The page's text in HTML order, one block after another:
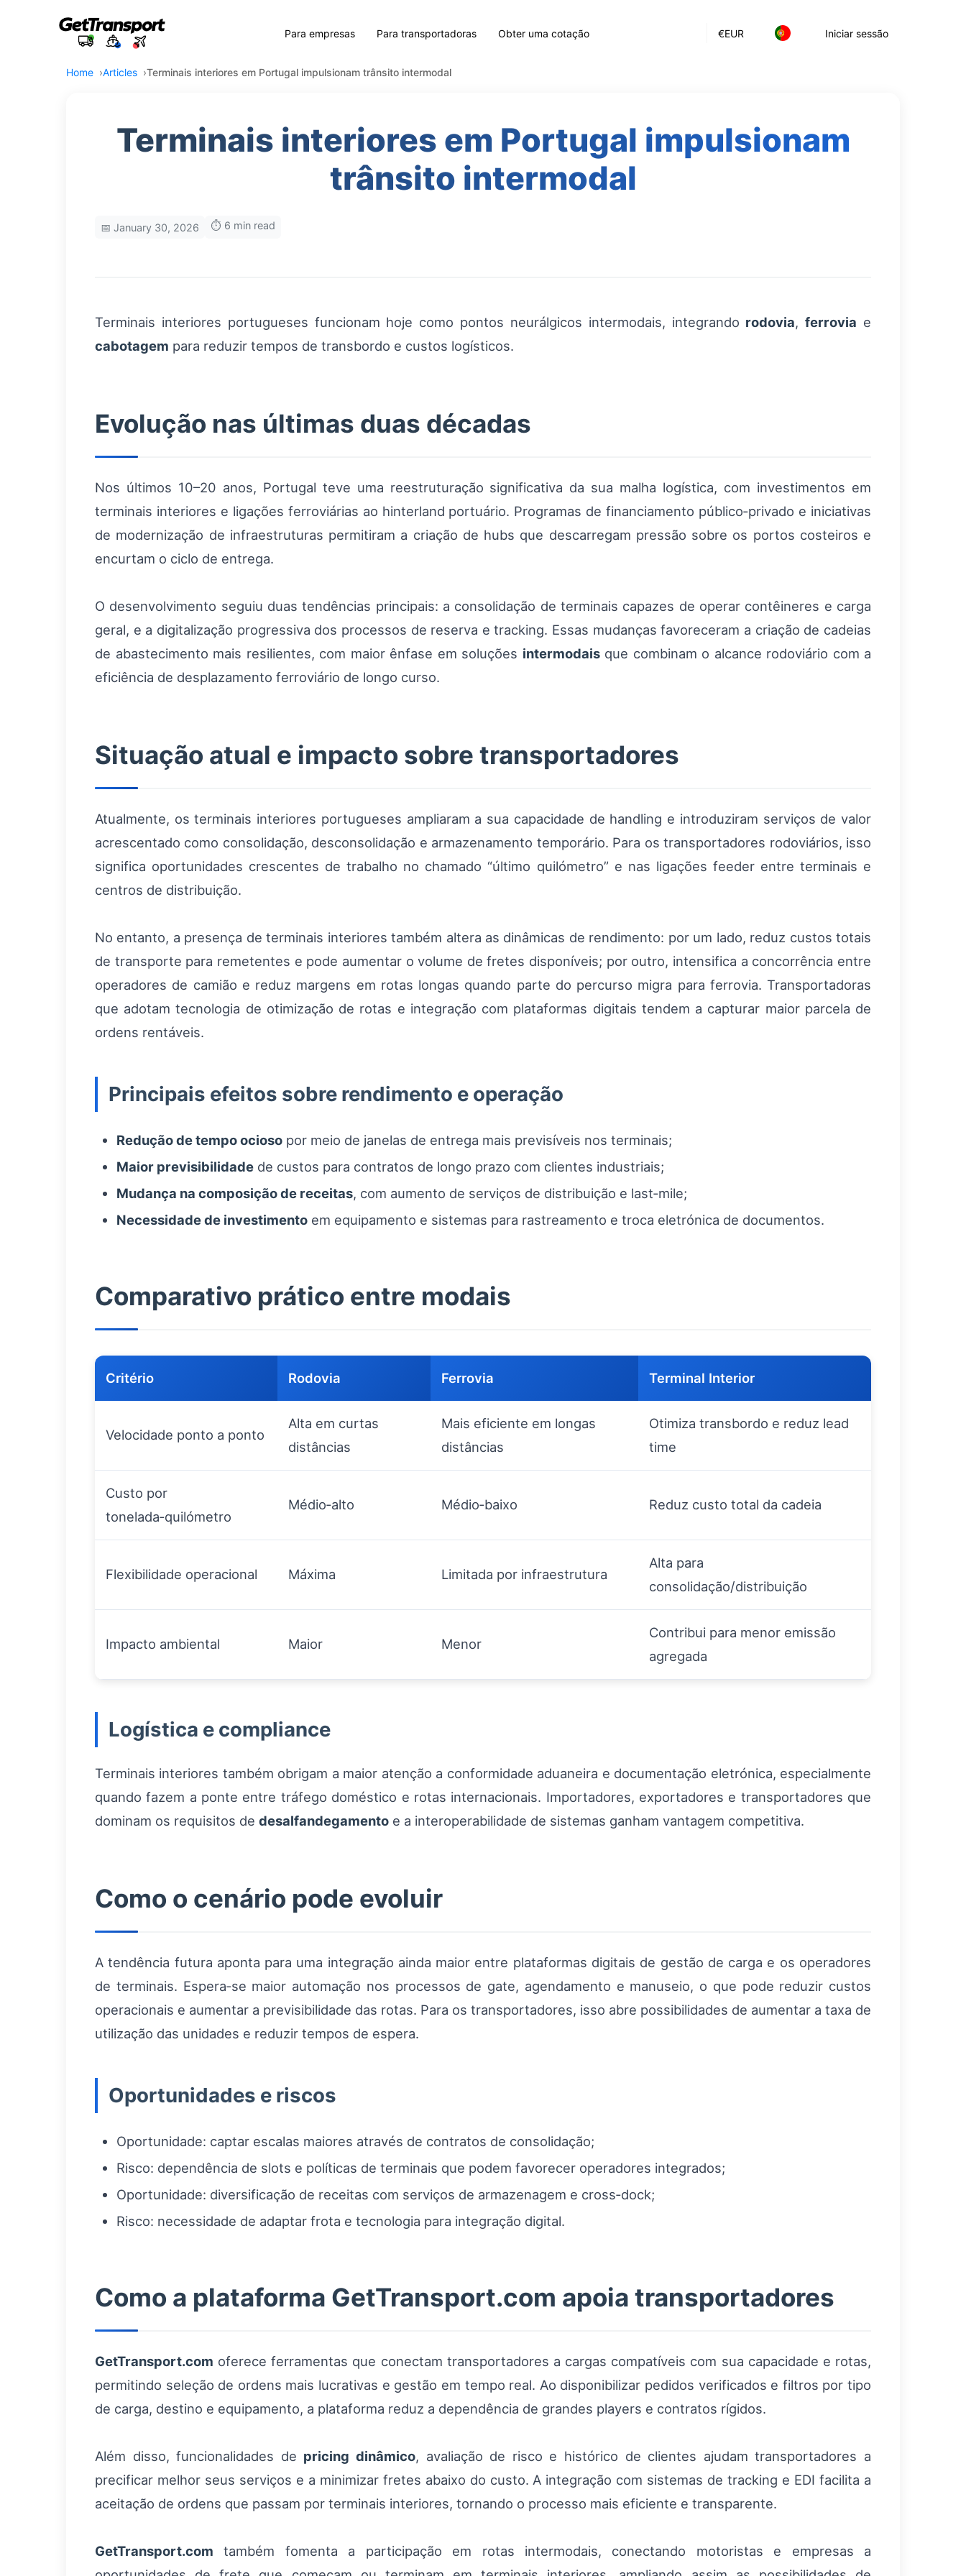
€EUR Iniciar sessão
Para empresas Para transportadoras Obter uma cotação
Home Articles Terminais interiores em Portugal impulsionam trânsito intermodal
Terminais interiores em Portugal impulsionam
trânsito intermodal
📅 January 30, 2026 ⏱️ 6 min read
Terminais interiores portugueses funcionam hoje como pontos neurálgicos intermodais, integrando rodovia,ferrovia e
cabotagem para reduzir tempos de transbordo e custos logísticos.
Evolução nas últimas duas décadas
Nos últimos 10–20 anos, Portugal teve uma reestruturação significativa da sua malha logística, com investimentos em
terminais interiores e ligações ferroviárias ao hinterland portuário. Programas de financiamento público‑privado e iniciativas
de modernização de infraestruturas permitiram a criação de hubs que descarregam pressão sobre os portos costeiros e
encurtam o ciclo de entrega.
O desenvolvimento seguiu duas tendências principais: a consolidação de terminais capazes de operar contêineres e carga
geral, e a digitalização progressiva dos processos de reserva e tracking. Essas mudanças favoreceram a criação de cadeias
de abastecimento mais resilientes, com maior ênfase em soluções intermodaisque combinam o alcance rodoviário com a
eficiência de desplazamento ferroviário de longo curso.
Situação atual e impacto sobre transportadores
Atualmente, os terminais interiores portugueses ampliaram a sua capacidade de handling e introduziram serviços de valor
acrescentado como consolidação, desconsolidação e armazenamento temporário. Para os transportadores rodoviários, isso
significa oportunidades crescentes de trabalho no chamado “último quilómetro” e nas ligações feeder entre terminais e
centros de distribuição.
No entanto, a presença de terminais interiores também altera as dinâmicas de rendimento: por um lado, reduz custos totais
de transporte para remetentes e pode aumentar o volume de fretes disponíveis; por outro, intensifica a concorrência entre
operadores de camião e reduz margens em rotas longas quando parte do percurso migra para ferrovia. Transportadoras
que adotam tecnologia de otimização de rotas e integração com plataformas digitais tendem a capturar maior parcela de
ordens rentáveis.
Principais efeitos sobre rendimento e operação
Redução de tempo ocioso por meio de janelas de entrega mais previsíveis nos terminais;
Maior previsibilidade de custos para contratos de longo prazo com clientes industriais;
Mudança na composição de receitas, com aumento de serviços de distribuição e last‑mile;
Necessidade de investimento em equipamento e sistemas para rastreamento e troca eletrónica de documentos.
Comparativo prático entre modais
Critério Rodovia Ferrovia Terminal Interior
Velocidade ponto a ponto
Alta em curtas
distâncias
Mais eficiente em longas
distâncias
Otimiza transbordo e reduz lead
time
Custo por
tonelada‑quilómetro
Médio‑alto Médio‑baixo Reduz custo total da cadeia
Flexibilidade operacional Máxima Limitada por infraestrutura
Alta para
consolidação/distribuição
Impacto ambiental Maior Menor
Contribui para menor emissão
agregada
Logística e compliance
Terminais interiores também obrigam a maior atenção a conformidade aduaneira e documentação eletrónica, especialmente
quando fazem a ponte entre tráfego doméstico e rotas internacionais. Importadores, exportadores e transportadores que
dominam os requisitos de desalfandegamento e a interoperabilidade de sistemas ganham vantagem competitiva.
Como o cenário pode evoluir
A tendência futura aponta para uma integração ainda maior entre plataformas digitais de gestão de carga e os operadores
de terminais. Espera‑se maior automação nos processos de gate, agendamento e manuseio, o que pode reduzir custos
operacionais e aumentar a previsibilidade das rotas. Para os transportadores, isso abre possibilidades de aumentar a taxa de
utilização das unidades e reduzir tempos de espera.
Oportunidades e riscos
Oportunidade: captar escalas maiores através de contratos de consolidação;
Risco: dependência de slots e políticas de terminais que podem favorecer operadores integrados;
Oportunidade: diversificação de receitas com serviços de armazenagem e cross‑dock;
Risco: necessidade de adaptar frota e tecnologia para integração digital.
Como a plataforma GetTransport.com apoia transportadores
GetTransport.com oferece ferramentas que conectam transportadores a cargas compatíveis com sua capacidade e rotas,
permitindo seleção de ordens mais lucrativas e gestão em tempo real. Ao disponibilizar pedidos verificados e filtros por tipo
de carga, destino e equipamento, a plataforma reduz a dependência de grandes players e contratos rígidos.
Além disso, funcionalidades de pricing dinâmico, avaliação de risco e histórico de clientes ajudam transportadores a
precificar melhor seus serviços e a minimizar fretes abaixo do custo. A integração com sistemas de tracking e EDI facilita a
aceitação de ordens que passam por terminais interiores, tornando o processo mais eficiente e transparente.
GetTransport.com também fomenta a participação em rotas intermodais, conectando motoristas e empresas a